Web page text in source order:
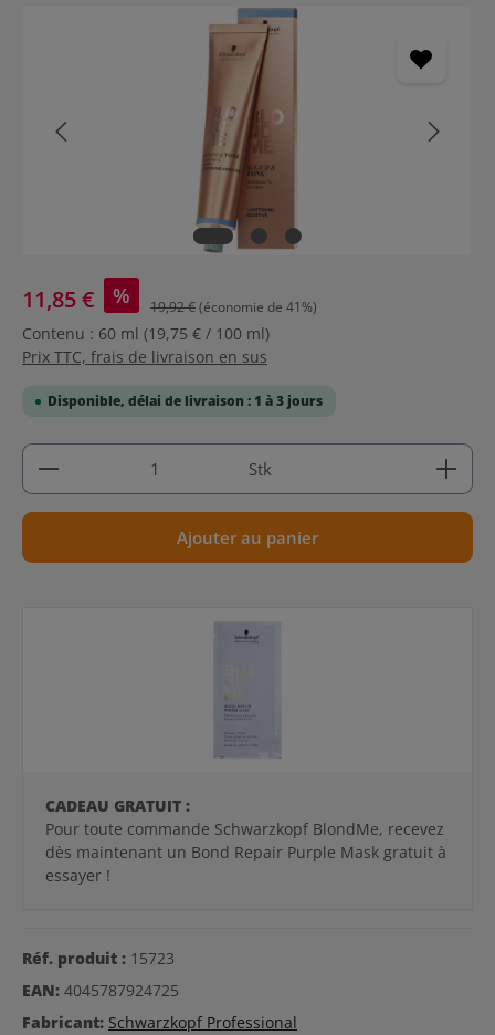
11,85 € % 19,92 €(économie de 41%)
Contenu : 60 ml (19,75 € / 100 ml)
Prix TTC, frais de livraison en sus
Disponible, délai de livraison : 1 à 3 jours
Quantité de produit : Entrez la quantité
Stk
Ajouter au panier
CADEAU GRATUIT :
Pour toute commande Schwarzkopf BlondMe, recevez
dès maintenant un Bond Repair Purple Mask gratuit à
essayer !
Réf. produit : 15723
EAN: 4045787924725
Fabricant: Schwarzkopf Professional